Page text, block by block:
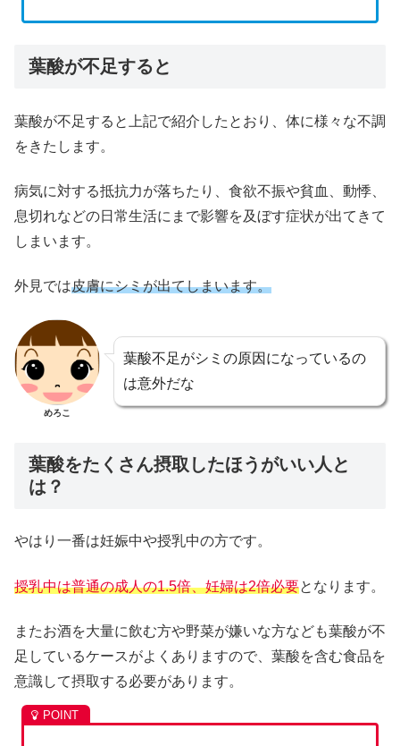
葉酸が不足すると
葉酸が不足すると上記で紹介したとおり、体に様々な不調
をきたします。
病気に対する抵抗力が落ちたり、食欲不振や貧血、動悸、
息切れなどの日常生活にまで影響を及ぼす症状が出てきて
しまいます。
外見では皮膚にシミが出てしまいます。
めろこ
葉酸不足がシミの原因になっているの
は意外だな
葉酸をたくさん摂取したほうがいい人と
は？
やはり一番は妊娠中や授乳中の方です。
授乳中は普通の成人の1.5倍、妊婦は2倍必要となります。
またお酒を大量に飲む方や野菜が嫌いな方なども葉酸が不
足しているケースがよくありますので、葉酸を含む食品を
意識して摂取する必要があります。